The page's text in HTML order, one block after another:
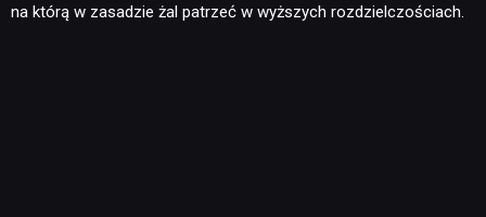
na którą w zasadzie żal patrzeć w wyższych rozdzielczościach.